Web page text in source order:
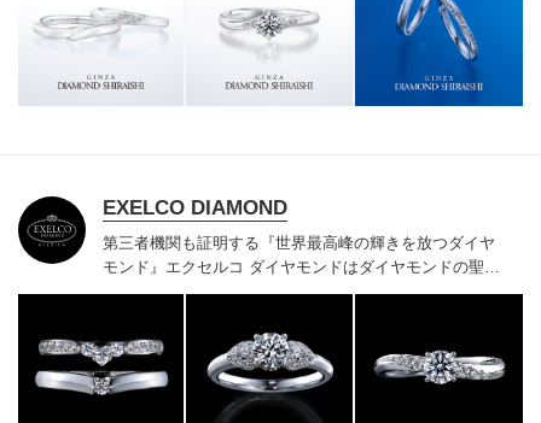
様にご満足いただけている、一生身に着けるための指輪
のクオリティや購入後のアフターサービスをぜひ一度店
頭でお確かめください。
EXELCO DIAMOND
第三者機関も証明する『世界最高峰の輝きを放つダイヤ
モンド』 エクセルコ ダイヤモンドはダイヤモンドの聖地
ベルギー発祥で200年以上の歴史がある真のカッターズ
門店としてリングのデザインや品質にもこだわっていま
す。おふたりに本物の輝きを一生身に着けていただきた
い想いで「ヴァージン・ダイヤモンド」「ハードプラチ
ナ」「保証内容」にこだわっています。